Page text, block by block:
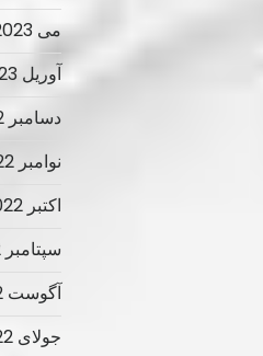
می 2023
آوریل 2023
دسامبر 2022
نوامبر 2022
اکتبر 2022
سپتامبر 2022
آگوست 2022
جولای 2022